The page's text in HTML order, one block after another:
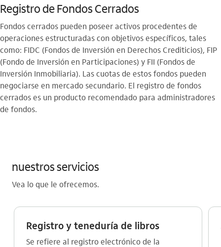
Registro de Fondos Cerrados
Fondos cerrados pueden poseer activos procedentes de
operaciones estructuradas con objetivos específicos, tales
como: FIDC (Fondos de Inversión en Derechos Crediticios), FIP
(Fondo de Inversión en Participaciones) y FII (Fondos de
Inversión Inmobiliaria). Las cuotas de estos fondos pueden
negociarse en mercado secundario. El registro de fondos
cerrados es un producto recomendado para administradores
de fondos.
nuestros servicios
Vea lo que le ofrecemos.
Registro y teneduría de libros
Se refiere al registro electrónico de la